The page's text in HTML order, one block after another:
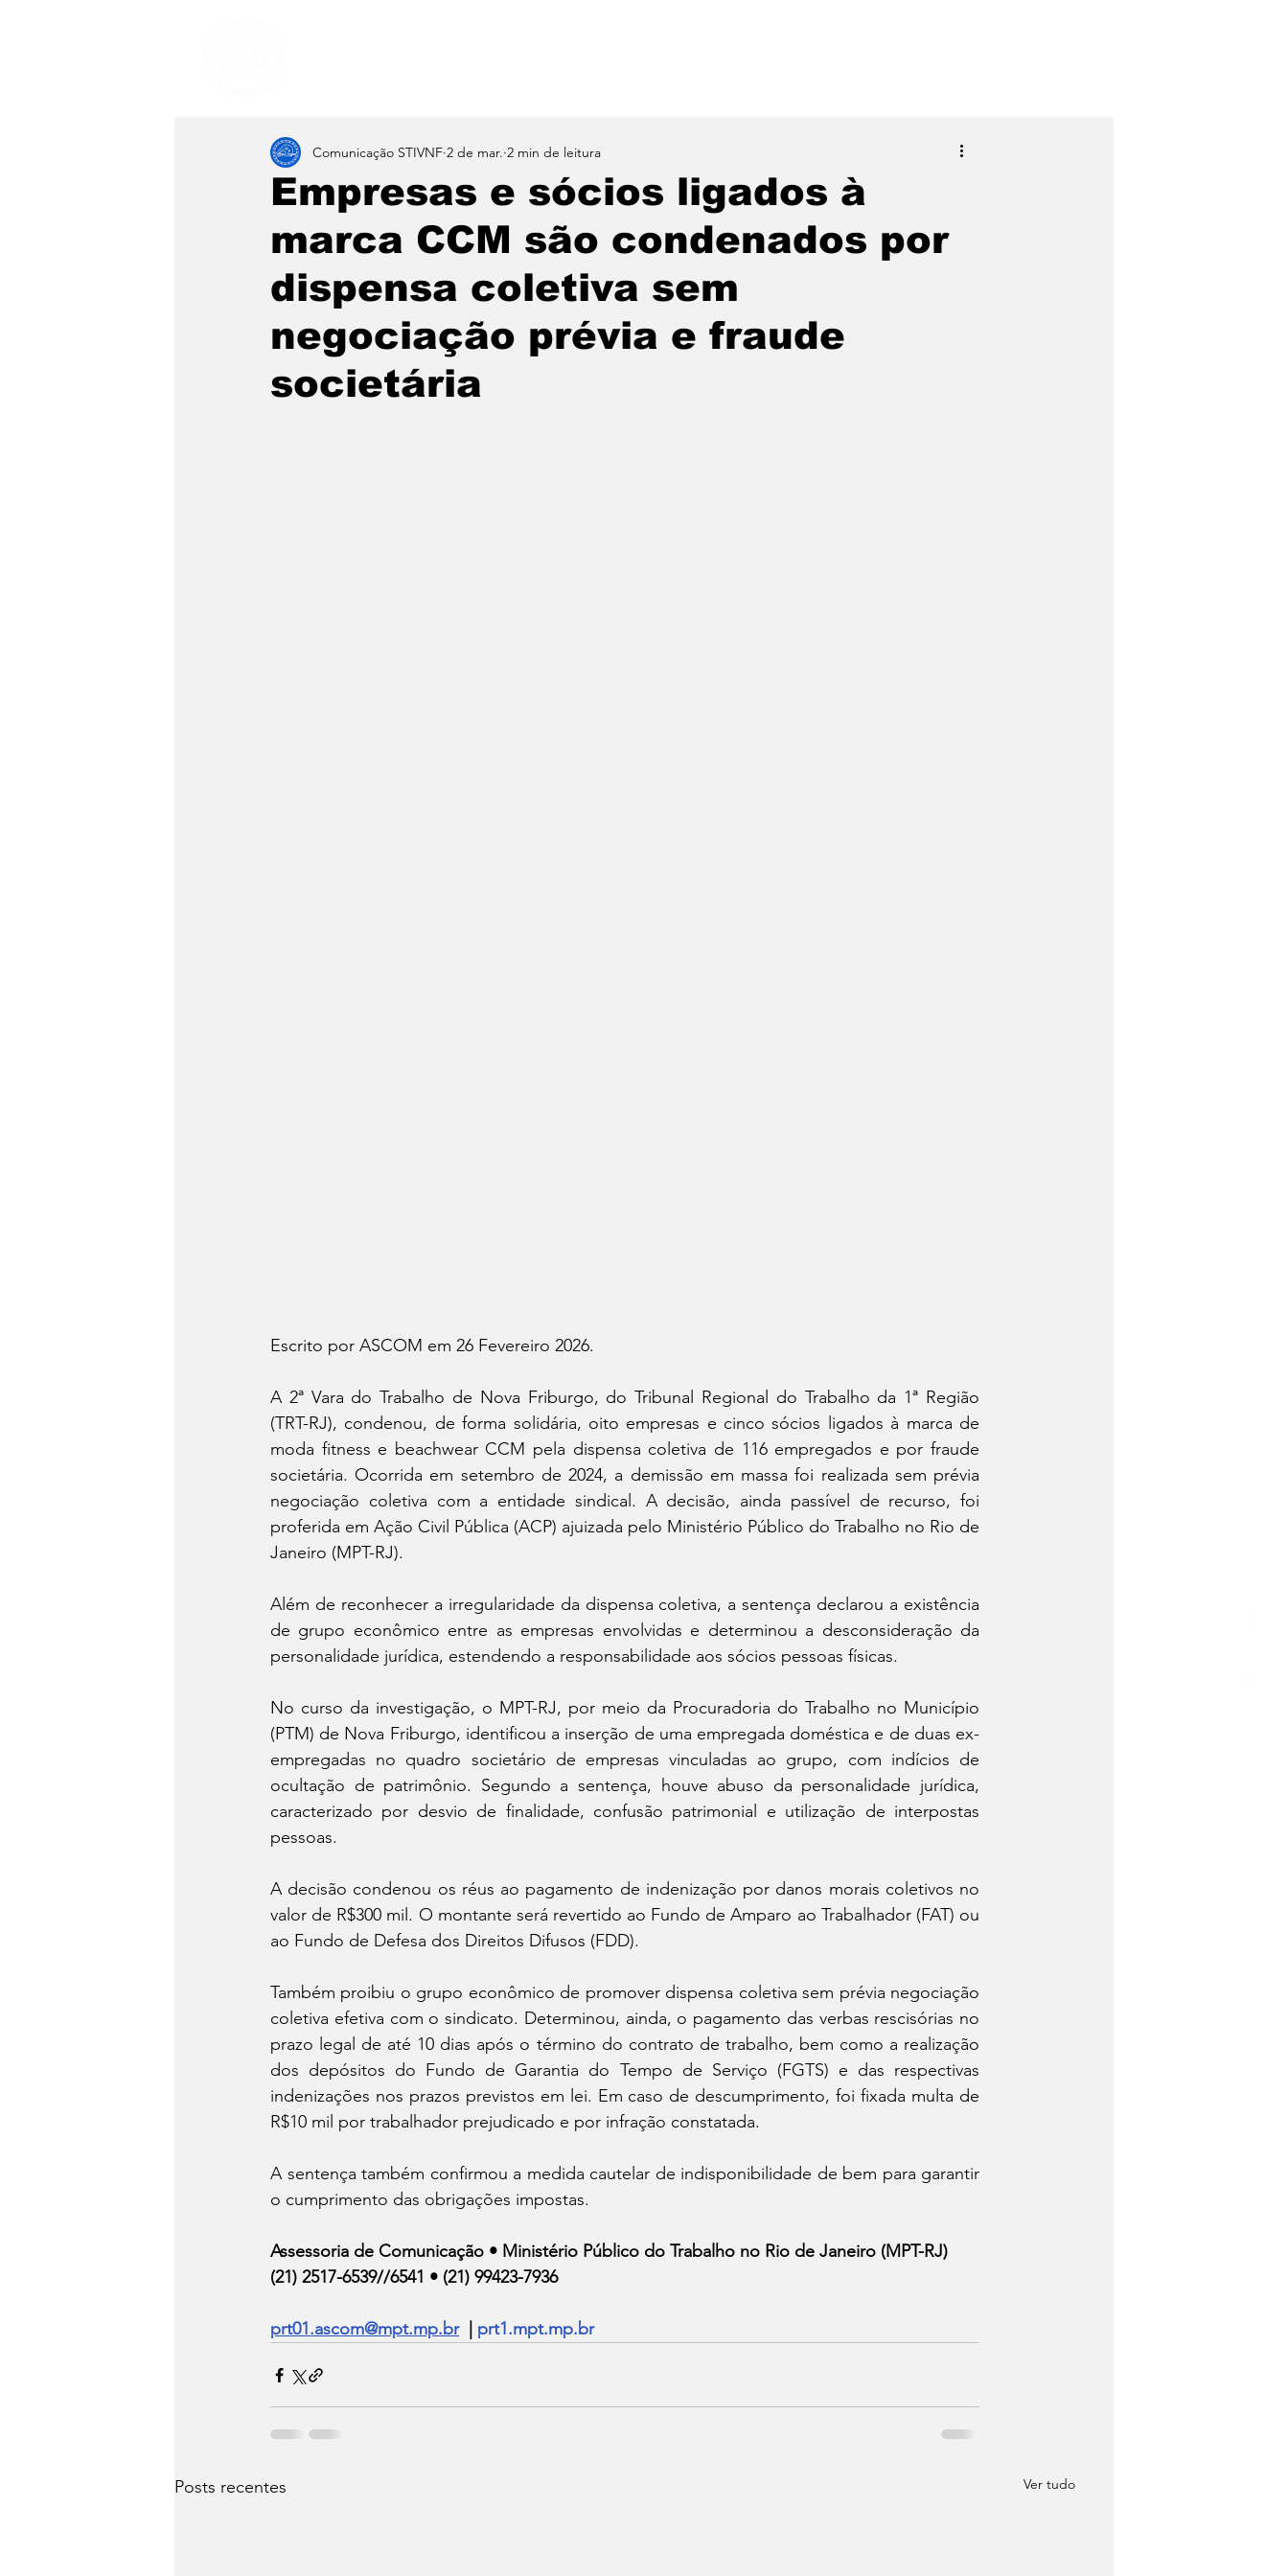
Empresas e sócios ligados à
marca CCM são condenados por
dispensa coletiva sem
negociação prévia e fraude
societária
Comunicação STIVNF 2 de mar. 2 min de leitura
Escrito por ASCOM em 26 Fevereiro 2026.
A 2ª Vara do Trabalho de Nova Friburgo, do Tribunal Regional do Trabalho da 1ª Região
(TRT-RJ), condenou, de forma solidária, oito empresas e cinco sócios ligados à marca de
moda fitness e beachwear CCM pela dispensa coletiva de 116 empregados e por fraude
societária. Ocorrida em setembro de 2024, a demissão em massa foi realizada sem prévia
negociação coletiva com a entidade sindical. A decisão, ainda passível de recurso, foi
proferida em Ação Civil Pública (ACP) ajuizada pelo Ministério Público do Trabalho no Rio de
Janeiro (MPT-RJ).
Além de reconhecer a irregularidade da dispensa coletiva, a sentença declarou a existência
de grupo econômico entre as empresas envolvidas e determinou a desconsideração da
personalidade jurídica, estendendo a responsabilidade aos sócios pessoas físicas.
No curso da investigação, o MPT-RJ, por meio da Procuradoria do Trabalho no Município
(PTM) de Nova Friburgo, identificou a inserção de uma empregada doméstica e de duas ex-
empregadas no quadro societário de empresas vinculadas ao grupo, com indícios de
ocultação de patrimônio. Segundo a sentença, houve abuso da personalidade jurídica,
caracterizado por desvio de finalidade, confusão patrimonial e utilização de interpostas
pessoas.
A decisão condenou os réus ao pagamento de indenização por danos morais coletivos no
valor de R$300 mil. O montante será revertido ao Fundo de Amparo ao Trabalhador (FAT) ou
ao Fundo de Defesa dos Direitos Difusos (FDD).
Também proibiu o grupo econômico de promover dispensa coletiva sem prévia negociação
coletiva efetiva com o sindicato. Determinou, ainda, o pagamento das verbas rescisórias no
prazo legal de até 10 dias após o término do contrato de trabalho, bem como a realização
dos depósitos do Fundo de Garantia do Tempo de Serviço (FGTS) e das respectivas
indenizações nos prazos previstos em lei. Em caso de descumprimento, foi fixada multa de
R$10 mil por trabalhador prejudicado e por infração constatada.
A sentença também confirmou a medida cautelar de indisponibilidade de bem para garantir
o cumprimento das obrigações impostas.
Assessoria de Comunicação • Ministério Público do Trabalho no Rio de Janeiro (MPT-RJ)
(21) 2517-6539//6541 • (21) 99423-7936
prt01.ascom@mpt.mp.br | prt1.mpt.mp.br
Posts recentes Ver tudo